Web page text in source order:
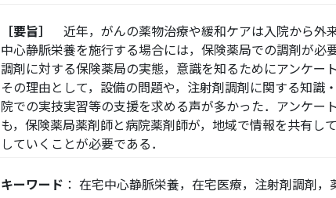
［要旨］
近年，がんの薬物治療や緩和ケアは入院から外
中心静脈栄養を施行する場合には，保険薬局での調剤が
調剤に対する保険薬局の実態，意識を知るためにアンケー
その理由として，設備の問題や，注射剤調剤に関する知
院での実技実習等の支援を求める声が多かった．アンケ
も，保険薬局薬剤師と病院薬剤師が，地域で情報を共有
していくことが必要である．
キーワード ： 在宅中心静脈栄養，在宅医療，注射剤調剤